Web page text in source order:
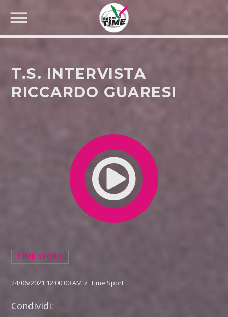
T.S. INTERVISTA
RICCARDO GUARESI
TIME SPORT
24/06/2021 12:00:00 AM / Time Sport
Condividi: